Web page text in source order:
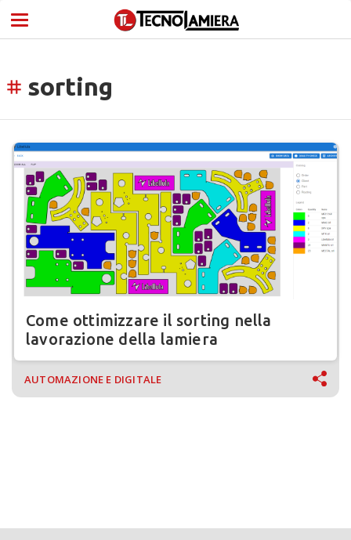
tag sorting
Come ottimizzare il sorting nella
lavorazione della lamiera
AUTOMAZIONE E DIGITALE